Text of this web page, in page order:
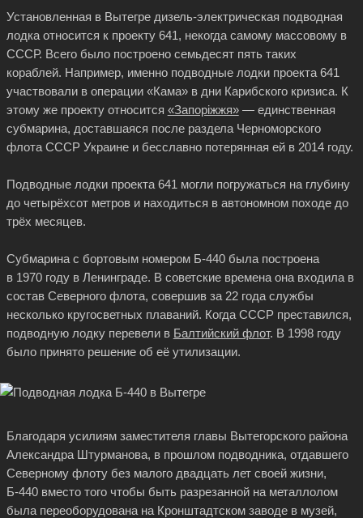
Установленная в Вытегре дизель-электрическая подводная
лодка относится к проекту 641, некогда самому массовому в
СССР. Всего было построено семьдесят пять таких
кораблей. Например, именно подводные лодки проекта 641
участвовали в операции «Кама» в дни Карибского кризиса. К
этому же проекту относится «Запоріжжя»— единственная
субмарина, доставшаяся после раздела Черноморского
флота СССР Украине и бесславно потерянная ей в 2014 году.
Подводные лодки проекта 641 могли погружаться на глубину
до четырёхсот метров и находиться в автономном походе до
трёх месяцев.
Субмарина с бортовым номером Б-440 была построена
в 1970 году в Ленинграде. В советские времена она входила в
состав Северного флота, совершив за 22 года службы
несколько кругосветных плаваний. Когда СССР преставился,
подводную лодку перевели в Балтийский флот. В 1998 году
было принято решение об её утилизации.
Благодаря усилиям заместителя главы Вытегорского района
Александра Штурманова, в прошлом подводника, отдавшего
Северному флоту без малого двадцать лет своей жизни,
Б-440 вместо того чтобы быть разрезанной на металлолом
была переоборудована на Кронштадтском заводе в музей,